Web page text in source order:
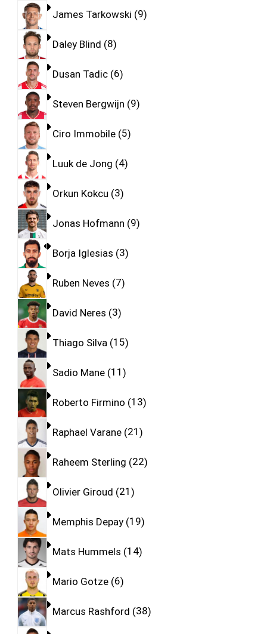
James Tarkowski 9
Daley Blind 8
Dusan Tadic 6
Steven Bergwijn 9
Ciro Immobile 5
Luuk de Jong 4
Orkun Kokcu 3
Jonas Hofmann 9
Borja Iglesias 3
Ruben Neves 7
David Neres 3
Thiago Silva 15
Sadio Mane 11
Roberto Firmino 13
Raphael Varane 21
Raheem Sterling 22
Olivier Giroud 21
Memphis Depay 19
Mats Hummels 14
Mario Gotze 6
Marcus Rashford 38